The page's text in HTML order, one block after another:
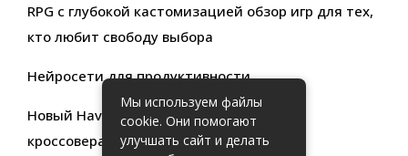
RPG с глубокой кастомизацией обзор игр для тех,
кто любит свободу выбора
Нейросети для продуктивности
Новый Haval Jolion: обзор современного
кроссовера для активной жизни
Мы используем файлы
cookie. Они помогают
улучшать сайт и делать